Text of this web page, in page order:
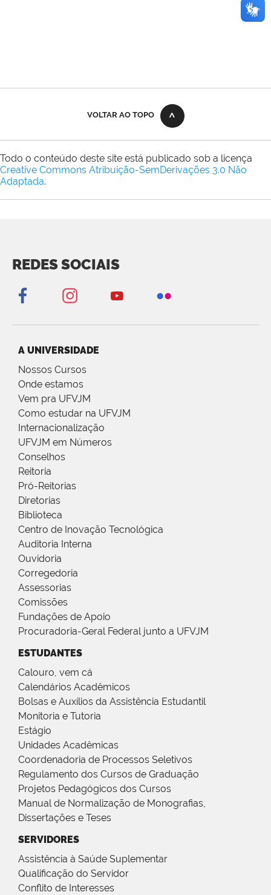
VOLTAR AO TOPO
Todo o conteúdo deste site está publicado sob a licença
Creative Commons Atribuição-SemDerivações 3.0 Não
Adaptada.
REDES SOCIAIS
A UNIVERSIDADE
Nossos Cursos
Onde estamos
Vem pra UFVJM
Como estudar na UFVJM
Internacionalização
UFVJM em Números
Conselhos
Reitoria
Pró-Reitorias
Diretorias
Biblioteca
Centro de Inovação Tecnológica
Auditoria Interna
Ouvidoria
Corregedoria
Assessorias
Comissões
Fundações de Apoio
Procuradoria-Geral Federal junto a UFVJM
ESTUDANTES
Calouro, vem cá
Calendários Acadêmicos
Bolsas e Auxílios da Assistência Estudantil
Monitoria e Tutoria
Estágio
Unidades Acadêmicas
Coordenadoria de Processos Seletivos
Regulamento dos Cursos de Graduação
Projetos Pedagógicos dos Cursos
Manual de Normalização de Monografias,
Dissertações e Teses
SERVIDORES
Assistência à Saúde Suplementar
Qualificação do Servidor
Conflito de Interesses